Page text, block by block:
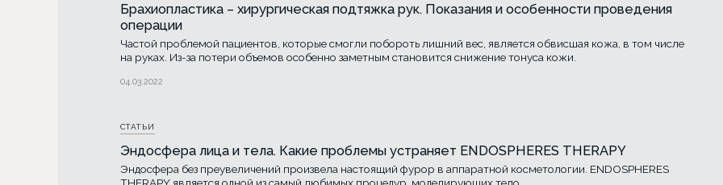
Брахиопластика – хирургическая подтяжка рук. Показания и особенности проведения
операции
Частой проблемой пациентов, которые смогли побороть лишний вес, является обвисшая кожа, в том числе
на руках. Из-за потери объемов особенно заметным становится снижение тонуса кожи.
04.03.2022
СТАТЬИ
Эндосфера лица и тела. Какие проблемы устраняет ENDOSPHERES THERAPY
Эндосфера без преувеличений произвела настоящий фурор в аппаратной косметологии. ENDOSPHERES